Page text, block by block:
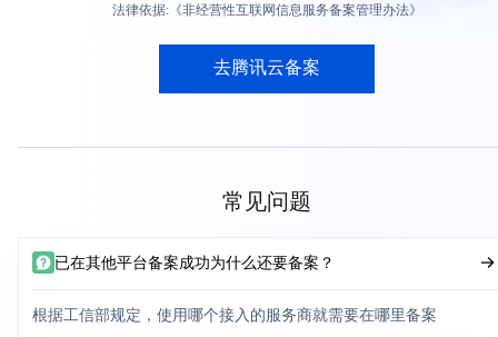
法律依据:《非经营性互联网信息服务备案管理办法》
去腾讯云备案
常见问题
已在其他平台备案成功为什么还要备案？
根据工信部规定，使用哪个接入的服务商就需要在哪里备案